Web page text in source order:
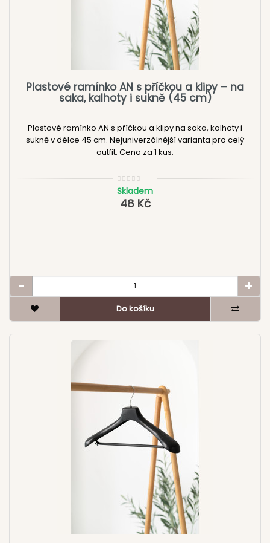
Plastové ramínko AN s příčkou a klipy – na
saka, kalhoty i sukně (45 cm)
Plastové ramínko AN s příčkou a klipy na saka, kalhoty i
sukně v délce 45 cm. Nejuniverzálnější varianta pro celý
outfit. Cena za 1 kus.
Skladem
48 Kč
Do košíku